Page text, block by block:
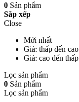
0 Sản phẩm
Sắp xếp
Close
Mới nhất
Giá: thấp đến cao
Giá: cao đến thấp
Lọc sản phẩm
0 Sản phẩm
Lọc sản phẩm